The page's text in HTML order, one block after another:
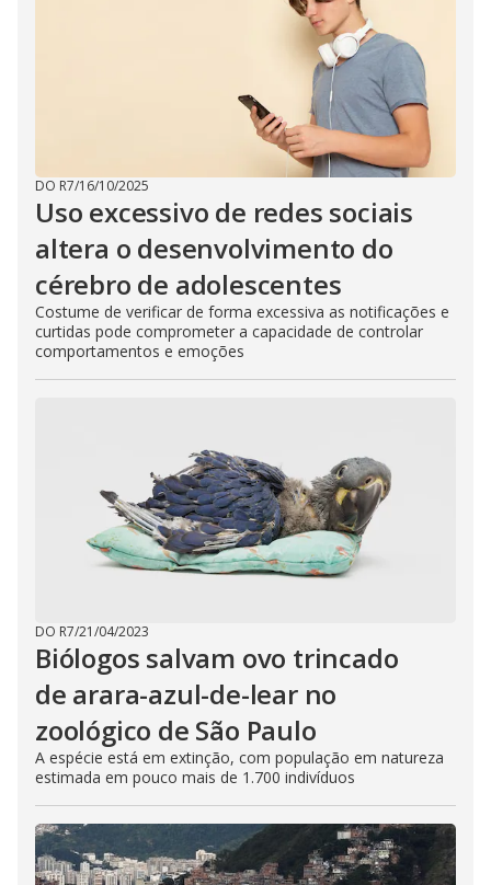
DO R7/16/10/2025
Uso excessivo de redes sociais
altera o desenvolvimento do
cérebro de adolescentes
Costume de verificar de forma excessiva as notificações e
curtidas pode comprometer a capacidade de controlar
comportamentos e emoções
DO R7/21/04/2023
Biólogos salvam ovo trincado
de arara-azul-de-lear no
zoológico de São Paulo
A espécie está em extinção, com população em natureza
estimada em pouco mais de 1.700 indivíduos